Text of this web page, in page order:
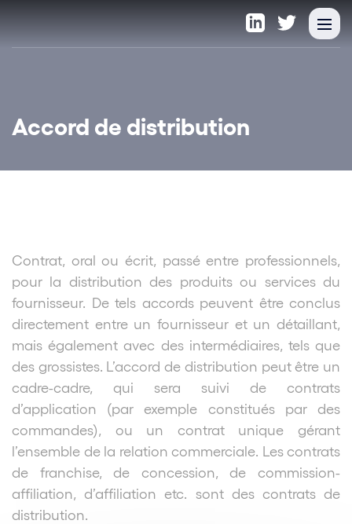
Accord de distribution
Contrat, oral ou écrit, passé entre professionnels,
pour la distribution des produits ou services du
fournisseur. De tels accords peuvent être conclus
directement entre un fournisseur et un détaillant,
mais également avec des intermédiaires, tels que
des grossistes. L’accord de distribution peut être un
cadre-cadre, qui sera suivi de contrats
d’application (par exemple constitués par des
commandes), ou un contrat unique gérant
l’ensemble de la relation commerciale. Les contrats
de franchise, de concession, de commission-
affiliation, d’affiliation etc. sont des contrats de
distribution.